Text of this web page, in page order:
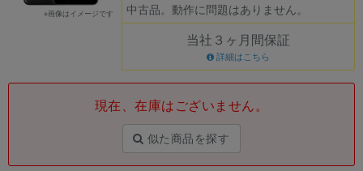
※画像はイメージです
中古品。動作に問題はありません。
当社３ヶ月間保証
詳細はこちら
現在、在庫はございません。
似た商品を探す
人気の検索ワード： Let's note EliteBookMacBook
「スマートフォン」「タブレット」など